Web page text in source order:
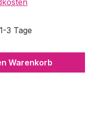
3 Tage
Warenkorb